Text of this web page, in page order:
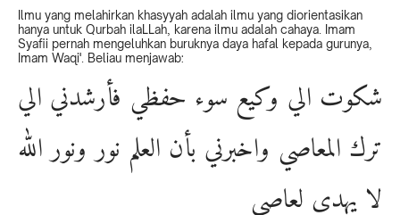
Ilmu yang melahirkan khasyyah adalah ilmu yang diorientasikan
hanya untuk Qurbah ilaLLah, karena ilmu adalah cahaya. Imam
Syafii pernah mengeluhkan buruknya daya hafal kepada gurunya,
Imam Waqi'. Beliau menjawab:
شكوت الي وكيع سوء حفظي فأرشدني الي
ترك المعاصي واخبرني بأن العلم نور ونور الله
لا يهدى لعاصي